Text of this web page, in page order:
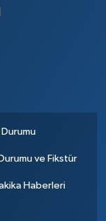
Durumu
ve Fikstür
Haberleri